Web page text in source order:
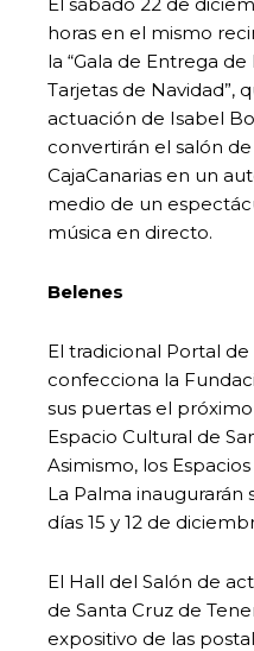
horas en el mismo
la “Gala de Entrega
Tarjetas de Navidad”,
actuación de Isabel
convertirán el salón
CajaCanarias en un
medio de un
música en directo.
Belenes
El tradicional Portal
confecciona la
sus puertas el
Espacio Cultural de
Asimismo, los
La Palma inaugurarán
días 15 y 12 de
El Hall del Salón de
de Santa Cruz de
expositivo de las